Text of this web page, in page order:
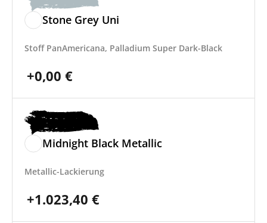
Stone Grey Uni
Stoff PanAmericana, Palladium Super Dark-Black
+0,00 €
Midnight Black Metallic
Metallic-Lackierung
+1.023,40 €